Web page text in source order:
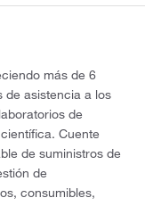
más de 6
de asistencia a los
de
Cuente
de suministros de
de
consumibles,